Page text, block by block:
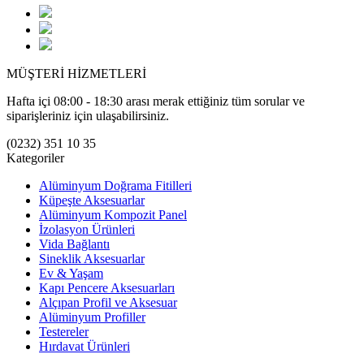
MÜŞTERİ HİZMETLERİ
Hafta içi 08:00 - 18:30 arası merak ettiğiniz tüm sorular ve
siparişleriniz için ulaşabilirsiniz.
(0232) 351 10 35
Kategoriler
Alüminyum Doğrama Fitilleri
Küpeşte Aksesuarlar
Alüminyum Kompozit Panel
İzolasyon Ürünleri
Vida Bağlantı
Sineklik Aksesuarlar
Ev & Yaşam
Kapı Pencere Aksesuarları
Alçıpan Profil ve Aksesuar
Alüminyum Profiller
Testereler
Hırdavat Ürünleri